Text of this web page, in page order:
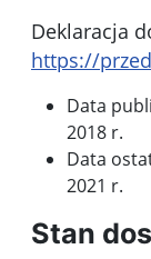
Deklaracja
https://
Data
2018 r.
Data
2021 r.
Stan